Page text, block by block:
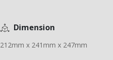
Dimension
212mm x 241mm x 247mm